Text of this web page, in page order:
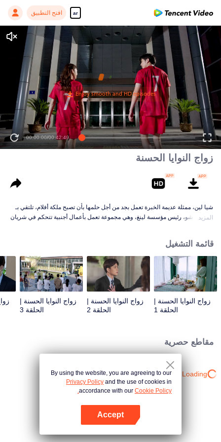
ar افتح التطبيق
00:00:00/00:42:49
زواج النوايا الحسنة
شيا لين، ممثلة عديمة الخبرة تعمل بجد من أجل حلمها بأن تصبح ملكة أفلام، تلتقي بـ
لينغ يي تشو، رئيس مؤسسة لينغ، وهي مجموعة تعمل بأعمال أجنبية تتحكم في شريان
للغاية حتى في الموقف المليء بالحوادث.
المزيد
قائمة التشغيل
زواج النوايا الحسنة |
الحلقة 1
زواج النوايا الحسنة |
الحلقة 2
زواج النوايا الحسنة |
الحلقة 3
مقاطع حصرية
Loading…
By using the website, you are agreeing to our
Privacy Policy and the use of cookies in
accordance with our Cookie Policy.
Accept